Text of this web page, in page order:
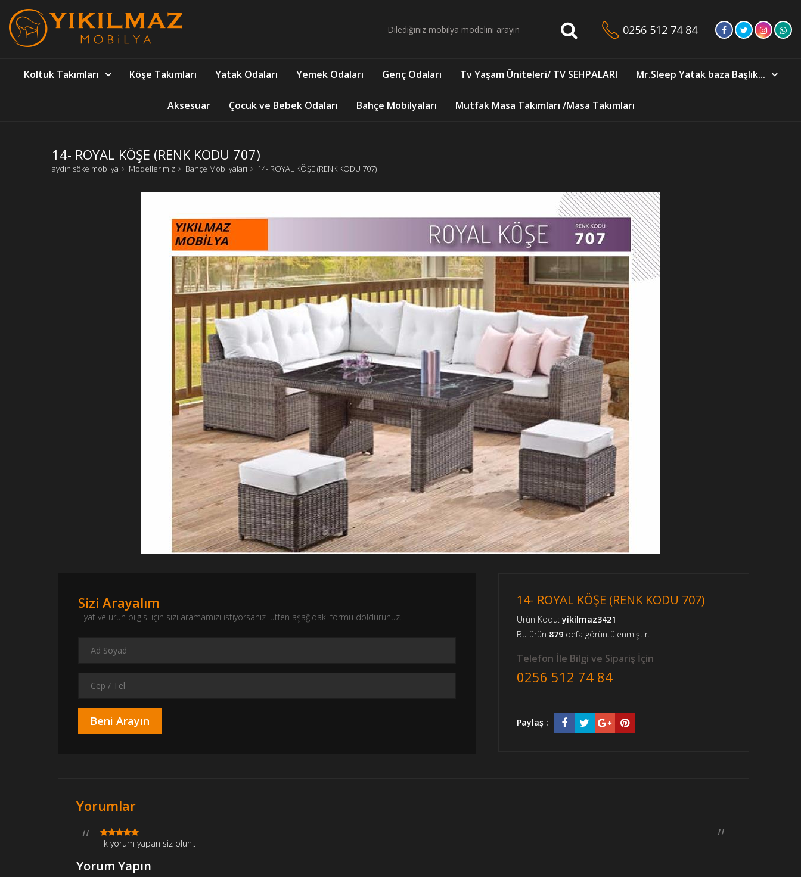
0256 512 74 84
Koltuk Takımları Köşe Takımları Yatak Odaları Yemek Odaları Genç Odaları Tv Yaşam Üniteleri/ TV SEHPALARI Mr.Sleep Yatak baza Başlık...
Aksesuar Çocuk ve Bebek Odaları Bahçe Mobilyaları Mutfak Masa Takımları /Masa Takımları
14- ROYAL KÖŞE (RENK KODU 707)
aydın söke mobilya Modellerimiz Bahçe Mobilyaları 14- ROYAL KÖŞE (RENK KODU 707)
14- ROYAL KÖŞE (RENK KODU 707)
Ürün Kodu:yikilmaz3421
Bu ürün 879defa görüntülenmiştir.
Telefon İle Bilgi ve Sipariş İçin
0256 512 74 84
Paylaş :
Sizi Arayalım
Fiyat ve ürün bilgisi için sizi aramamızı istiyorsanız lütfen aşağıdaki formu doldurunuz.
Yorumlar
ilk yorum yapan siz olun..
Yorum Yapın